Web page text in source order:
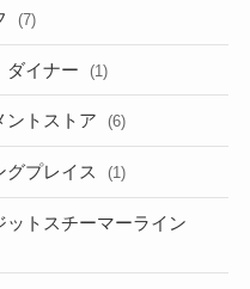
(7)
ダイナー (1)
ントストア (6)
グプレイス (1)
トスチーマーライン